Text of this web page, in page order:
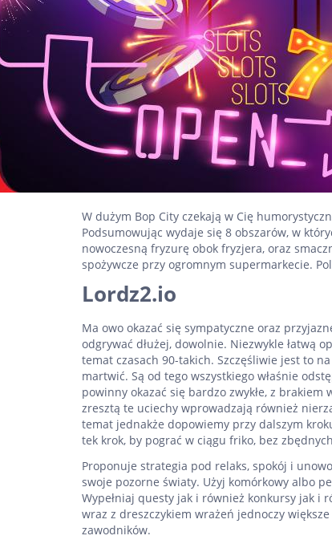
W dużym Bop City czekają w Cię
Podsumowując wydaje się 8 obszarów, w
nowoczesną fryzurę obok fryzjera, oraz
spożywcze przy ogromnym supermarkecie.
Lordz2.io
Ma owo okazać się sympatyczne oraz
odgrywać dłużej, dowolnie. Niezwykle łatwą
temat czasach 90-takich. Szczęśliwie jest to
martwić. Są od tego wszystkiego właśnie
powinny okazać się bardzo zwykłe, z
zresztą te uciechy wprowadzają również
temat jednakże dopowiemy przy dalszym
tek krok, by pograć w ciągu friko, bez
Proponuje strategia pod relaks, spokój i
swoje pozorne światy. Użyj komórkowy albo
Wypełniaj questy jak i również konkursy jak i
wraz z dreszczykiem wrażeń jednoczy
zawodników.